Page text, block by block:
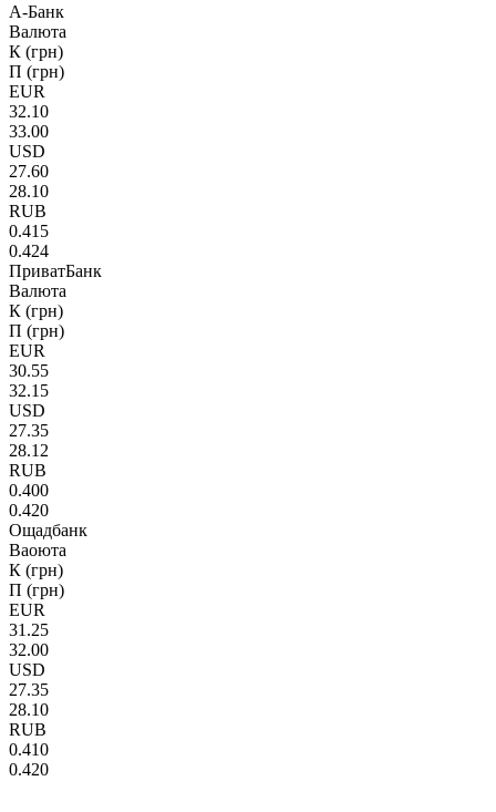
А-Банк
Валюта
К (грн)
П (грн)
EUR
32.10
33.00
USD
27.60
28.10
RUB
0.415
0.424
ПриватБанк
Валюта
К (грн)
П (грн)
EUR
30.55
32.15
USD
27.35
28.12
RUB
0.400
0.420
Ощадбанк
Ваоюта
К (грн)
П (грн)
EUR
31.25
32.00
USD
27.35
28.10
RUB
0.410
0.420